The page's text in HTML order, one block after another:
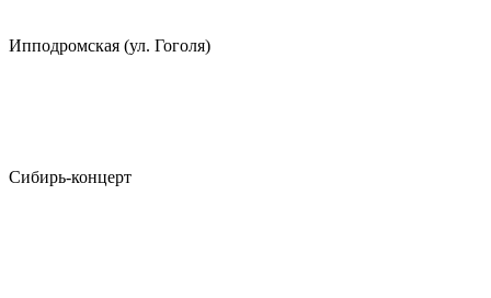
Ипподромская (ул. Гоголя)
Сибирь-концерт